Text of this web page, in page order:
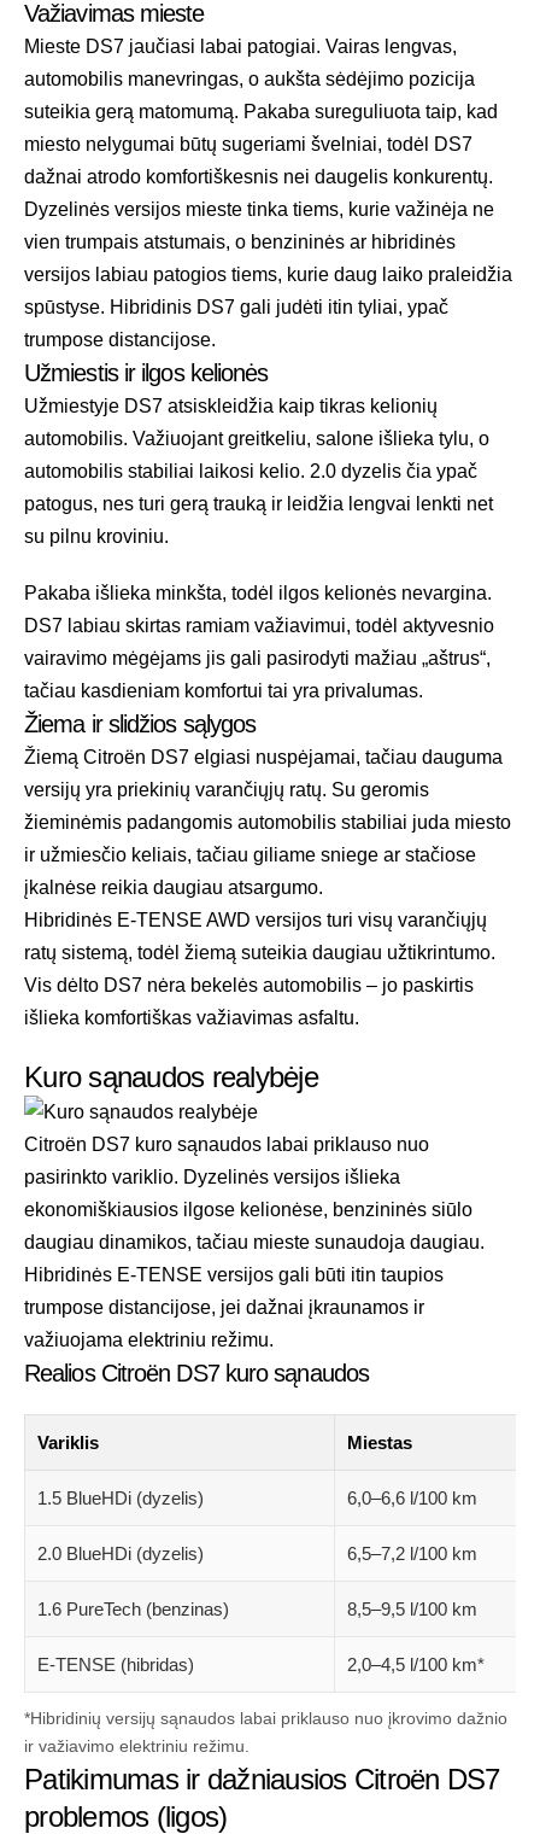
Važiavimas mieste
Mieste DS7 jaučiasi labai patogiai. Vairas lengvas,
automobilis manevringas, o aukšta sėdėjimo pozicija
suteikia gerą matomumą. Pakaba sureguliuota taip, kad
miesto nelygumai būtų sugeriami švelniai, todėl DS7
dažnai atrodo komfortiškesnis nei daugelis konkurentų.
Dyzelinės versijos mieste tinka tiems, kurie važinėja ne
vien trumpais atstumais, o benzininės ar hibridinės
versijos labiau patogios tiems, kurie daug laiko praleidžia
spūstyse. Hibridinis DS7 gali judėti itin tyliai, ypač
trumpose distancijose.
Užmiestis ir ilgos kelionės
Užmiestyje DS7 atsiskleidžia kaip tikras kelionių
automobilis. Važiuojant greitkeliu, salone išlieka tylu, o
automobilis stabiliai laikosi kelio. 2.0 dyzelis čia ypač
patogus, nes turi gerą trauką ir leidžia lengvai lenkti net
su pilnu kroviniu.
Pakaba išlieka minkšta, todėl ilgos kelionės nevargina.
DS7 labiau skirtas ramiam važiavimui, todėl aktyvesnio
vairavimo mėgėjams jis gali pasirodyti mažiau „aštrus“,
tačiau kasdieniam komfortui tai yra privalumas.
Žiema ir slidžios sąlygos
Žiemą Citroën DS7 elgiasi nuspėjamai, tačiau dauguma
versijų yra priekinių varančiųjų ratų. Su geromis
žieminėmis padangomis automobilis stabiliai juda miesto
ir užmiesčio keliais, tačiau giliame sniege ar stačiose
įkalnėse reikia daugiau atsargumo.
Hibridinės E-TENSE AWD versijos turi visų varančiųjų
ratų sistemą, todėl žiemą suteikia daugiau užtikrintumo.
Vis dėlto DS7 nėra bekelės automobilis – jo paskirtis
išlieka komfortiškas važiavimas asfaltu.
Kuro sąnaudos realybėje
Citroën DS7 kuro sąnaudos labai priklauso nuo
pasirinkto variklio. Dyzelinės versijos išlieka
ekonomiškiausios ilgose kelionėse, benzininės siūlo
daugiau dinamikos, tačiau mieste sunaudoja daugiau.
Hibridinės E-TENSE versijos gali būti itin taupios
trumpose distancijose, jei dažnai įkraunamos ir
važiuojama elektriniu režimu.
Realios Citroën DS7 kuro sąnaudos
Variklis Miestas
1.5 BlueHDi (dyzelis) 6,0–6,6 l/100 km
2.0 BlueHDi (dyzelis) 6,5–7,2 l/100 km
1.6 PureTech (benzinas) 8,5–9,5 l/100 km
E-TENSE (hibridas) 2,0–4,5 l/100 km*
*Hibridinių versijų sąnaudos labai priklauso nuo įkrovimo dažnio
ir važiavimo elektriniu režimu.
Patikimumas ir dažniausios Citroën DS7
problemos (ligos)